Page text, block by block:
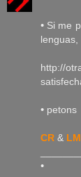
• Si me
http://
• petons
CR &
•